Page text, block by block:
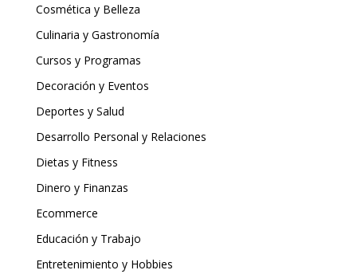
Cosmética y Belleza
Culinaria y Gastronomía
Cursos y Programas
Decoración y Eventos
Deportes y Salud
Desarrollo Personal y Relaciones
Dietas y Fitness
Dinero y Finanzas
Ecommerce
Educación y Trabajo
Entretenimiento y Hobbies